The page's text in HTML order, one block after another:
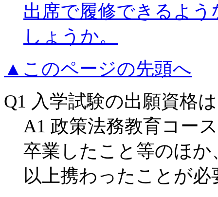
出席で履修できるよ
しょうか。
▲このページの先頭へ
Q1 入学試験の出願資格
A1 政策法務教育コー
卒業したこと等のほ
以上携わったことが必